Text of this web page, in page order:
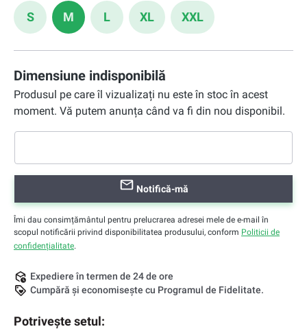
S M L XL XXL
Dimensiune indisponibilă
Produsul pe care îl vizualizați nu este în stoc în acest
moment. Vă putem anunța când va fi din nou disponibil.
Notifică-mă
Îmi dau consimțământul pentru prelucrarea adresei mele de e-mail în
scopul notificării privind disponibilitatea produsului, conform Politicii de
confidențialitate.
Expediere în termen de 24 de ore
Cumpără și economisește cu Programul de Fidelitate.
Potrivește setul: